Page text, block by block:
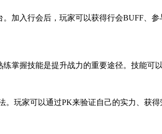
加入行会后，玩家可以获得行会BUFF、
掌握技能是提升战力的重要途径。技能可
。玩家可以通过PK来验证自己的实力、获